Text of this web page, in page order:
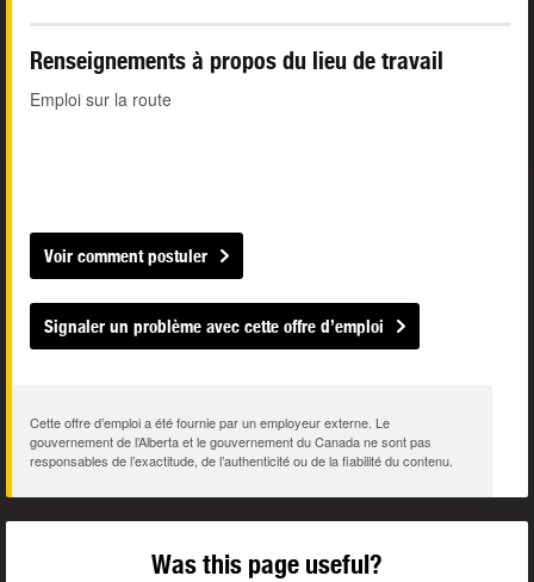
Renseignements à propos du lieu de travail
Emploi sur la route
Voir comment postuler
Signaler un problème avec cette offre d’emploi
Cette offre d’emploi a été fournie par un employeur externe. Le
gouvernement de l’Alberta et le gouvernement du Canada ne sont pas
responsables de l’exactitude, de l’authenticité ou de la fiabilité du contenu.
Was this page useful?